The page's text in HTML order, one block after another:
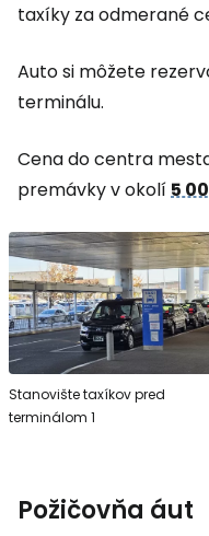
taxíky za odmerané
Auto si môžete
terminálu.
Cena do centra
premávky v okolí5
Stanovište taxíkov pred
terminálom 1
Požičovňa áut